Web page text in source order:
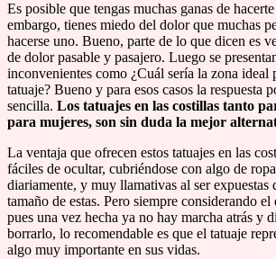
Es posible que tengas muchas ganas de
embargo, tienes miedo del dolor que muchas
hacerse uno. Bueno, parte de lo que dicen es
de dolor pasable y pasajero. Luego se
inconvenientes como ¿Cuál sería la zona ideal
tatuaje? Bueno y para esos casos la respuesta
sencilla. Los tatuajes en las costillas tanto
para mujeres, son sin duda la mejor
La ventaja que ofrecen estos tatuajes en las
fáciles de ocultar, cubriéndose con algo de
diariamente, y muy llamativas al ser expuestas
tamaño de estas. Pero siempre considerando el
pues una vez hecha ya no hay marcha atrás y
borrarlo, lo recomendable es que el tatuaje
algo muy importante en sus vidas.